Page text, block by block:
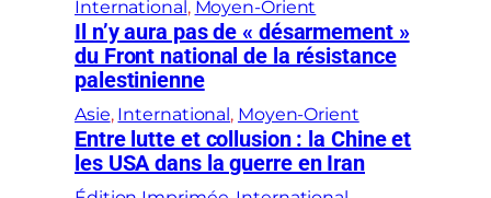
International , Moyen-Orient
Il n’y aura pas de « désarmement »
du Front national de la résistance
palestinienne
Asie, International, Moyen-Orient
Entre lutte et collusion : la Chine et
les USA dans la guerre en Iran